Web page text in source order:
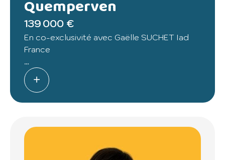
Quemperven
139 000 €
En co-exclusivité avec Gaëlle SUCHET Iad
France
Maison à rénover avec fort potentiel sur plus
de 1 000 m² de terrain.
belles possibilités d’aménagement.
D’une surface habitable d’environ 122 m²